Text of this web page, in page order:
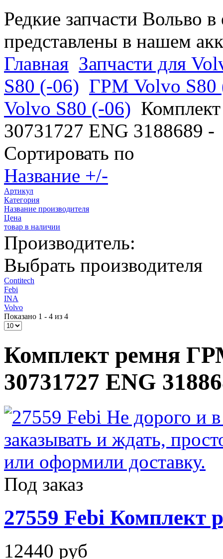
Редкие запчасти Вольво
представлены в нашем
Главная Запчасти для
S80 (-06) ГРМ Volvo S80
Volvo S80 (-06)
30731727 ENG 3188689 -
Сортировать по
Название +/-
Артикул
Категория
Название производителя
Цена
товар в наличии
Производитель:
Выбрать производителя
Contitech
Febi
INA
Volvo
Показано 1 - 4 из 4
Комплект ремня
30731727 ENG
Под заказ
27559 Febi Комплект
12440 руб